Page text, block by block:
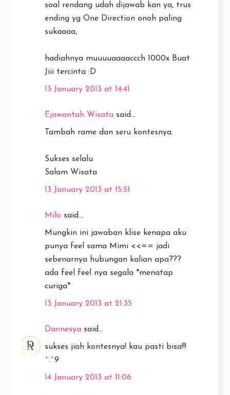
soal rendang udah dijawab kan ya, trus
ending yg One Direction onoh paling
sukaaaa,
hadiahnya muuuuaaaaccch 1000x Buat
Jiii tercinta :D
13 January 2013 at 14:41
Ejawantah Wisata said...
Tambah rame dan seru kontesnya.
Sukses selalu
Salam Wisata
13 January 2013 at 15:51
Milo said...
Mungkin ini jawaban klise kenapa aku
punya feel sama Mimi <<== jadi
sebenarnya hubungan kalian apa???
ada feel feel nya segala *menatap
curiga*
13 January 2013 at 21:35
Dannesya said...
sukses jiah kontesnya! kau pasti bisa!!!
^.^9
14 January 2013 at 11:06